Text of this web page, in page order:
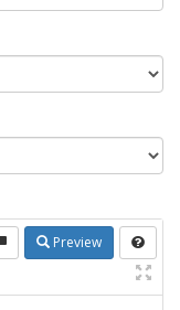
Preview